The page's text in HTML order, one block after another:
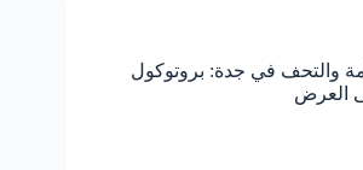
والتحف في جدة: بروتوكول
العرض